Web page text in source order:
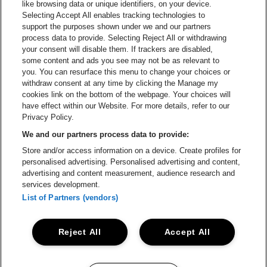
Ga naar de website van Coca-Cola
Ga naar de website van
Ga naar
Ga naar de website van Champagne
Ga naar de website
Ga naar de website van Het
Ga naar de
Lotto Arena is een deel vanbe•at
Lotto Arena
Be-At Venues
Schijnpoortweg 119, 2170 Antwerpen
BTW (BE) 0461.051.688 - RPR Antwerpen
BNP Paribas Fortis - IBAN: BE93 2200 4925 0067 - BIC:
GEBABEBB
ProclaimerCookiesManage my cookiesPrivacy
like browsing data or unique identifiers, on your device.
Selecting Accept All enables tracking technologies to
support the purposes shown under we and our partners
process data to provide. Selecting Reject All or withdrawing
your consent will disable them. If trackers are disabled,
some content and ads you see may not be as relevant to
you. You can resurface this menu to change your choices or
withdraw consent at any time by clicking the Manage my
cookies link on the bottom of the webpage. Your choices will
have effect within our Website. For more details, refer to our
Privacy Policy.
We and our partners process data to provide:
Store and/or access information on a device. Create profiles for
personalised advertising. Personalised advertising and content,
advertising and content measurement, audience research and
services development.
List of Partners (vendors)
Accept All
Reject All